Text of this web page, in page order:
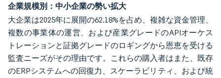
企業規模別：中小企業の勢い拡大
大企業は2025年に展開の62.18%を占め、複雑な資金管理、
複数の事業体の運営、および産業グレードのAPIオーケス
トレーションと証拠グレードのロギングから恩恵を受ける
監査ニーズがその理由です。これらの購入者はまた、既存
のERPシステムへの回復力、スケーラビリティ、および統